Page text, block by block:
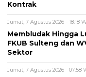
Kontrak
Jumat, 7 Agustus 2026 - 18:18
Membludak Hingga
FKUB Sulteng dan
Sektor
Jumat, 7 Agustus 2026 - 07:58